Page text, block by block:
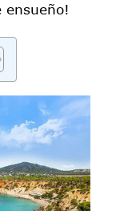
ensueño!